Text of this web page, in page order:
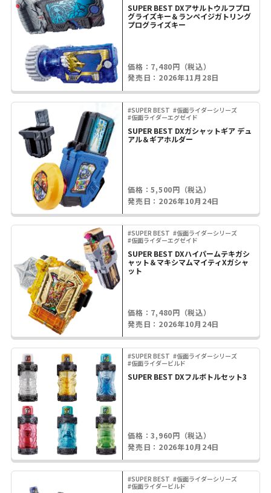
SUPER BEST DXアサルトウルフプロ
グライズキー＆ランペイジガトリング
プログライズキー
価格：7,480円（税込）
発売日：2026年11月28日
#SUPER BEST #仮面ライダーシリーズ
#仮面ライダーエグゼイド
SUPER BEST DXガシャットギア デュ
アル＆ギアホルダー
価格：5,500円（税込）
発売日：2026年10月24日
#SUPER BEST #仮面ライダーシリーズ
#仮面ライダーエグゼイド
SUPER BEST DXハイパームテキガシ
ャット＆マキシマムマイティXガシャ
ット
価格：7,480円（税込）
発売日：2026年10月24日
#SUPER BEST #仮面ライダーシリーズ
#仮面ライダービルド
SUPER BEST DXフルボトルセット3
価格：3,960円（税込）
発売日：2026年10月24日
#SUPER BEST #仮面ライダーシリーズ
#仮面ライダービルド